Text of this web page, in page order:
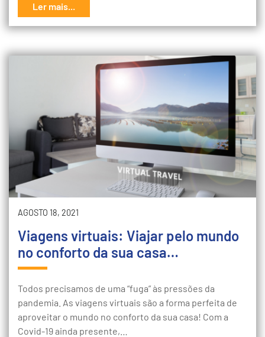
Ler mais...
AGOSTO 18, 2021
Viagens virtuais: Viajar pelo mundo
no conforto da sua casa…
Todos precisamos de uma “fuga” às pressões da
pandemia. As viagens virtuais são a forma perfeita de
aproveitar o mundo no conforto da sua casa! Com a
Covid-19 ainda presente,…